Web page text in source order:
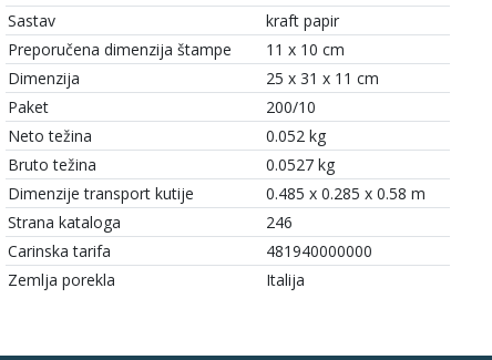
Sastav
kraft papir
Preporučena dimenzija štampe
11 x 10 cm
Dimenzija
25 x 31 x 11 cm
Paket
200/10
Neto težina
0.052 kg
Bruto težina
0.0527 kg
Dimenzije transport kutije
0.485 x 0.285 x 0.58 m
Strana kataloga
246
Carinska tarifa
481940000000
Zemlja porekla
Italija